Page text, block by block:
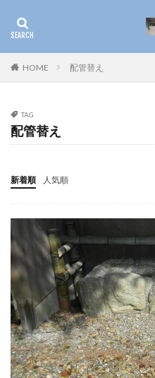
HOME 配管替え
TAG
配管替え
新着順 人気順